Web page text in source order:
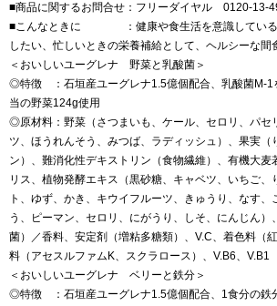
■商品に関するお問合せ：フリーダイヤル 0120-13-
■こんなときに ：健康や食生活を意識している
したい、忙しいときの栄養補給として、ヘルシーな
＜おいしいユーグレナ 野菜と乳酸菌＞
◎特徴 ：石垣産ユーグレナ1.5億個配合、乳酸菌M-1
当の野菜124g使用
◎原材料：野菜（さつまいも、ケール、セロリ、パセ
ツ、ほうれんそう、みつば、ラディッシュ）、果実（
ン）、難消化性デキストリン（食物繊維）、有機大麦
リス、植物発酵エキス（黒砂糖、キャベツ、いちご、
ト、ゆず、かき、キウイフルーツ、きゅうり、なす、
う、ピーマン、セロリ、にがうり、しそ、にんじん）
菌）／香料、安定剤（増粘多糖類）、V.C、着色料（
料（アセスルファムK、スクラロース）、V.B6、V.B1
＜おいしいユーグレナ ベリーと鉄分＞
◎特徴 ：石垣産ユーグレナ1.5億個配合、1食分の鉄